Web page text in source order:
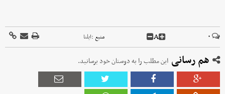
۰ A منبع :ایلنا
هم رسانی این مطلب را به دوستان خود برسانید.